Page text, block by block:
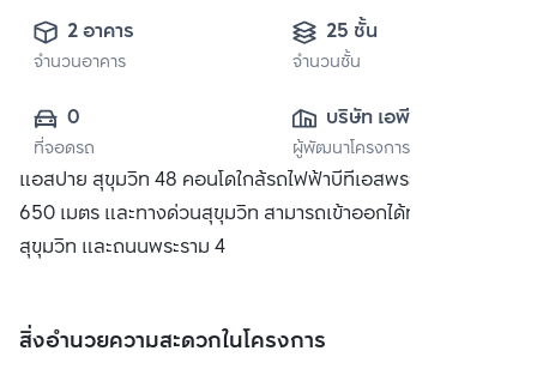
2 อาคาร
จำนวนอาคาร
25 ชั้น
จำนวนชั้น
0
ที่จอดรถ
บริษัท เอพี (ไทย
แลนด์)
จำกัด(มหาชน)
ผู้พัฒนาโครงการ
แอสปาย สุขุมวิท 48 คอนโดใกล้รถไฟฟ้าบีทีเอสพระโขนง เพียง
650 เมตร และทางด่วนสุขุมวิท สามารถเข้าออกได้ทั้งถนน
สุขุมวิท และถนนพระราม 4
สิ่งอำนวยความสะดวกในโครงการ